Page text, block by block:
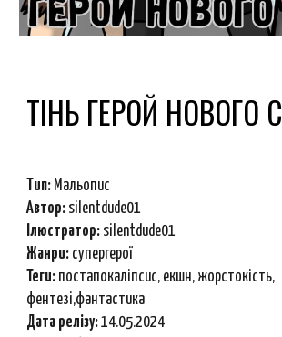
ТІНЬ ГЕРОЙ НОВОГО С
Тип: Мальопис
Автор: silentdude01
Ілюстратор: silentdude01
Жанри: супергерої
Теги: постапокаліпсис, екшн, жорстокість,
фентезі,фантастика
Дата релізу:14.05.2024